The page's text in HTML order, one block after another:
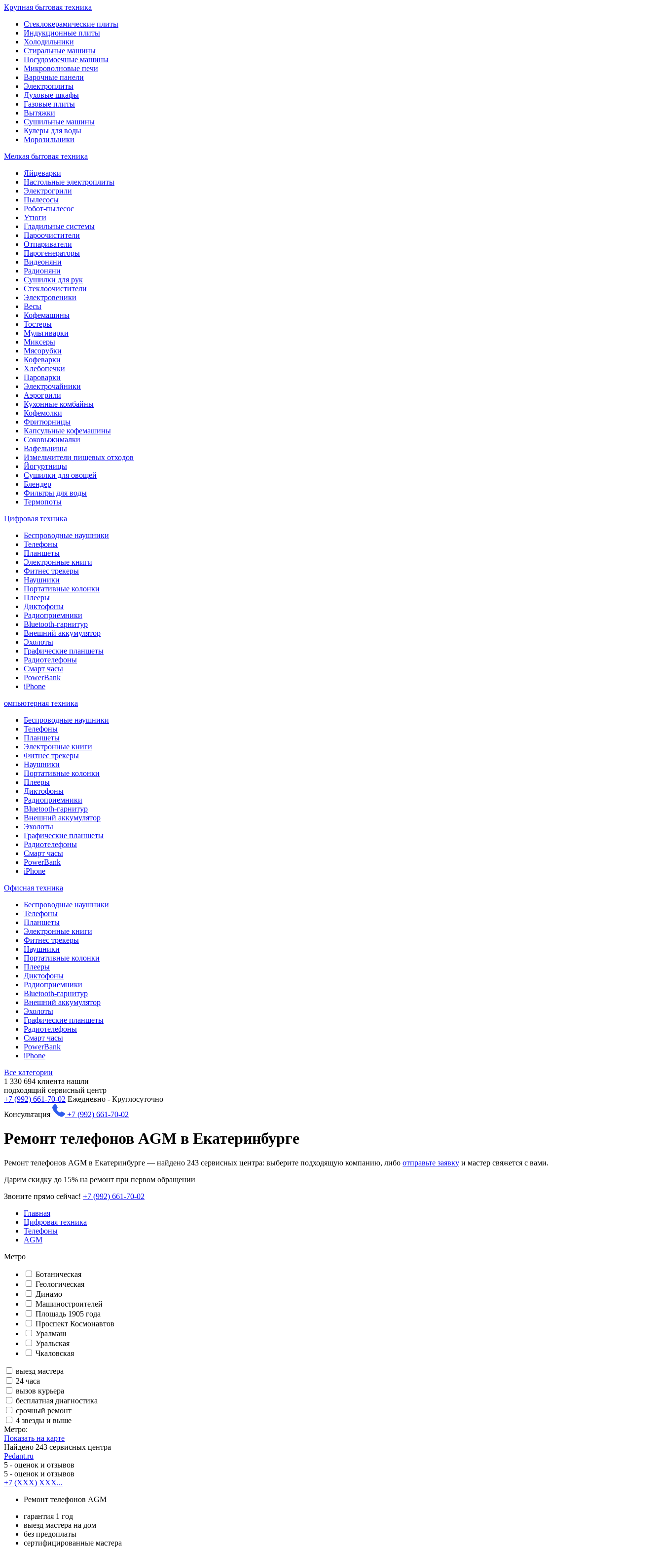
Крупная бытовая техника
Стеклокерамические плиты
Индукционные плиты
Холодильники
Стиральные машины
Посудомоечные машины
Микроволновые печи
Варочные панели
Электроплиты
Духовые шкафы
Газовые плиты
Вытяжки
Сушильные машины
Кулеры для воды
Морозильники
Мелкая бытовая техника
Яйцеварки
Настольные электроплиты
Электрогрили
Пылесосы
Робот-пылесос
Утюги
Гладильные системы
Пароочистители
Отпариватели
Парогенераторы
Видеоняни
Радионяни
Сушилки для рук
Стеклоочистители
Электровеники
Весы
Кофемашины
Тостеры
Мультиварки
Миксеры
Мясорубки
Кофеварки
Хлебопечки
Пароварки
Электрочайники
Аэрогрили
Кухонные комбайны
Кофемолки
Фритюрницы
Капсульные кофемашины
Соковыжималки
Вафельницы
Измельчители пищевых отходов
Йогуртницы
Сушилки для овощей
Блендер
Фильтры для воды
Термопоты
Цифровая техника
Беспроводные наушники
Телефоны
Планшеты
Электронные книги
Фитнес трекеры
Наушники
Портативные колонки
Плееры
Диктофоны
Радиоприемники
Bluetooth-гарнитур
Внешний аккумулятор
Эхолоты
Графические планшеты
Радиотелефоны
Смарт часы
PowerBank
iPhone
омпьютерная техника
Беспроводные наушники
Телефоны
Планшеты
Электронные книги
Фитнес трекеры
Наушники
Портативные колонки
Плееры
Диктофоны
Радиоприемники
Bluetooth-гарнитур
Внешний аккумулятор
Эхолоты
Графические планшеты
Радиотелефоны
Смарт часы
PowerBank
iPhone
Офисная техника
Беспроводные наушники
Телефоны
Планшеты
Электронные книги
Фитнес трекеры
Наушники
Портативные колонки
Плееры
Диктофоны
Радиоприемники
Bluetooth-гарнитур
Внешний аккумулятор
Эхолоты
Графические планшеты
Радиотелефоны
Смарт часы
PowerBank
iPhone
Все категории
1 330 694 клиента нашли
подходящий сервисный центр
+7 (992) 661-70-02 Ежедневно - Круглосуточно
Консультация
+7 (992) 661-70-02
Ремонт телефонов AGM в Екатеринбурге
Ремонт телефонов AGM в Екатеринбурге — найдено 243 сервисных центра: выберите подходящую компанию, либо отправьте заявку и мастер свяжется с вами.
Дарим скидку до 15% на ремонт при первом обращении
Звоните прямо сейчас! +7 (992) 661-70-02
Главная
Цифровая техника
Телефоны
AGM
Метро
Ботаническая
Геологическая
Динамо
Машиностроителей
Площадь 1905 года
Проспект Космонавтов
Уралмаш
Уральская
Чкаловская
выезд мастера
24 часа
вызов курьера
бесплатная диагностика
срочный ремонт
4 звезды и выше
Метро:
Показать на карте
Найдено 243 сервисных центра
Pedant.ru
5 - оценок и отзывов
5 - оценок и отзывов
+7 (XXX) XXX...
Ремонт телефонов AGM
гарантия 1 год
выезд мастера на дом
без предоплаты
сертифицированные мастера